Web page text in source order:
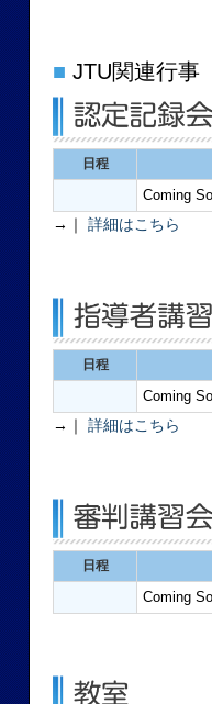
■ JTU関連行事
日程
Coming
→｜ 詳細はこちら
日程
Coming
→｜ 詳細はこちら
日程
Coming